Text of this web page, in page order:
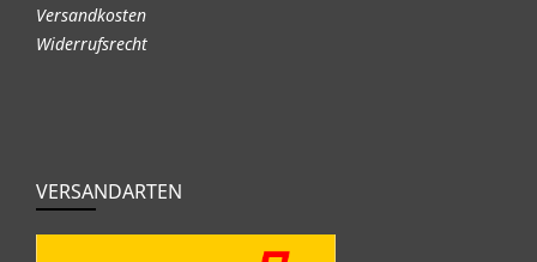
Versandkosten
Widerrufsrecht
VERSANDARTEN